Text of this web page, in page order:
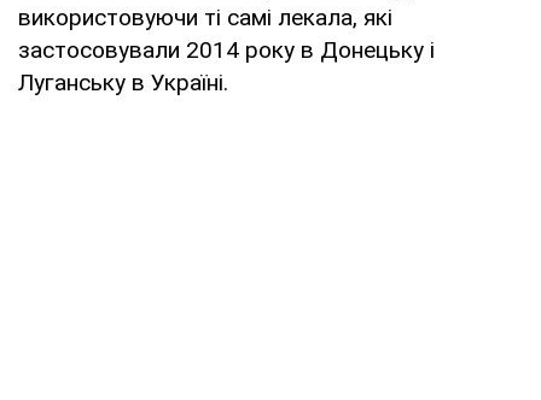
використовуючи ті самі лекала, які
застосовували 2014 року в Донецьку і
Луганську в Україні.